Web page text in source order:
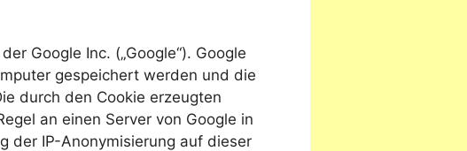
Google Inc. („Google“). Google
gespeichert werden und die
durch den Cookie erzeugten
an einen Server von Google in
der IP-Anonymisierung auf dieser